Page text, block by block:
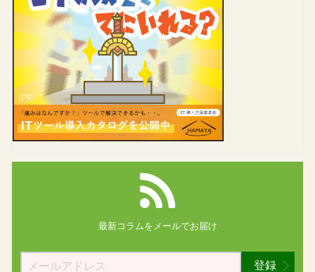
最新コラムを メールでお届け
登録